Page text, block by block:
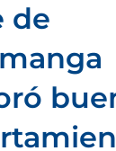
de